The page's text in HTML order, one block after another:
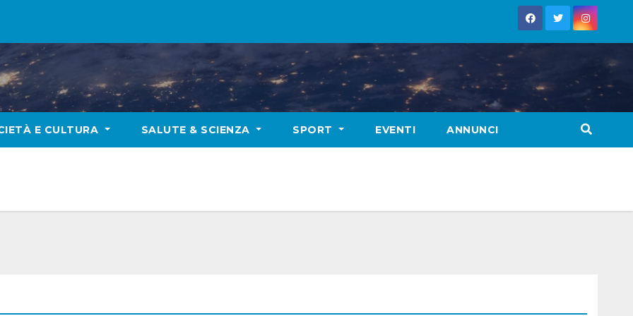
E CULTURA SALUTE & SCIENZA SPORT EVENTI ANNUNCI